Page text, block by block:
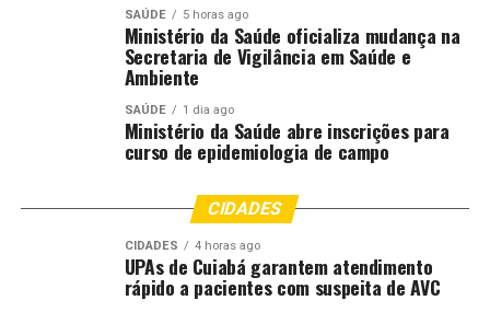
de R$ 3,7 bilhões em recursos disponíveis e o restante
destinado a despesas já empenhadas. Segundo ele,
enquanto os valores aguardam a execução dos contratos
e pagamentos das obras, permanecem aplicados,
gerando rentabilidade para o Estado.
RELATED TOPICS: ASSEMBLEIA BILHÃO
CONSTRUÇÃO
MIL MORADIAS PARA
POLITICA
PREVÊ PRIORIZA PROJETO
SAÚDE 5 horas ago
Ministério da Saúde oficializa mudança na
Secretaria de Vigilância em Saúde e
Ambiente
SAÚDE 1 dia ago
Ministério da Saúde abre inscrições para
curso de epidemiologia de campo
CIDADES
CIDADES 4 horas ago
UPAs de Cuiabá garantem atendimento
rápido a pacientes com suspeita de AVC